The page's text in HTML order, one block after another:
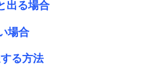
出る場合
場合
る方法